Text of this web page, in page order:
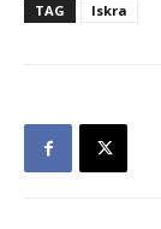
TAG Iskra